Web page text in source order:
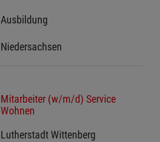
Ausbildung
Niedersachsen
Mitarbeiter (w/m/d) Service
Wohnen
Lutherstadt Wittenberg